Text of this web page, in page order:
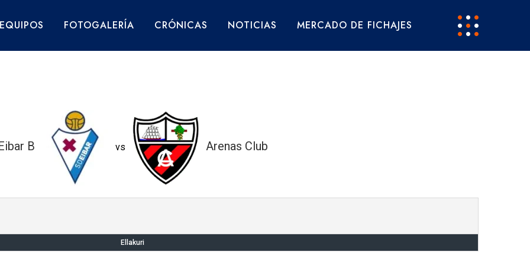
EQUIPOS FOTOGALERÍA CRÓNICAS NOTICIAS MERCADO DE FICHAJES
B vs Arenas Club
Ellakuri